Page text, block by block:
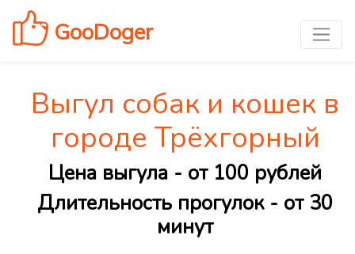
GooDoger
Выгул собак и кошек в
городе Трёхгорный
Цена выгула - от 100 рублей
Длительность прогулок - от 30
минут